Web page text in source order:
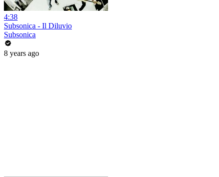
4:38
Subsonica - Il Diluvio
Subsonica
8 years ago